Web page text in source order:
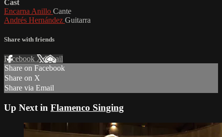
Cast
Encarna Anillo Cante
Andrés Hernández Guitarra
Share with friends
Facebook XEmail
Share on Facebook
Share on X
Share via Email
Up Next in Flamenco Singing